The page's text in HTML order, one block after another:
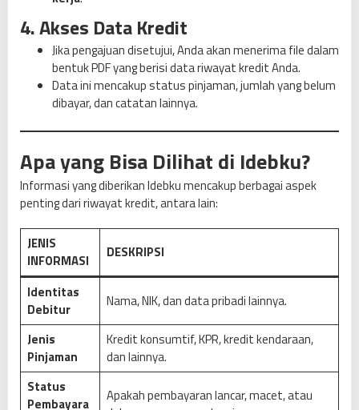
4. Akses Data Kredit
Jika pengajuan disetujui, Anda akan menerima file dalam
bentuk PDF yang berisi data riwayat kredit Anda.
Data ini mencakup status pinjaman, jumlah yang belum
dibayar, dan catatan lainnya.
Apa yang Bisa Dilihat di Idebku?
Informasi yang diberikan Idebku mencakup berbagai aspek
penting dari riwayat kredit, antara lain:
JENIS
INFORMASI
DESKRIPSI
Identitas
Debitur
Nama, NIK, dan data pribadi lainnya.
Jenis
Pinjaman
Kredit konsumtif, KPR, kredit kendaraan,
dan lainnya.
Status
Pembayara
Apakah pembayaran lancar, macet, atau